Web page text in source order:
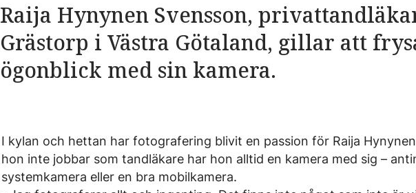
Raija Hynynen Svensson,
Grästorp i Västra Götaland, gillar att
ögonblick med sin kamera.
I kylan och hettan har fotografering blivit en passion för Raija
hon inte jobbar som tandläkare har hon alltid en kamera med sig –
systemkamera eller en bra mobilkamera.